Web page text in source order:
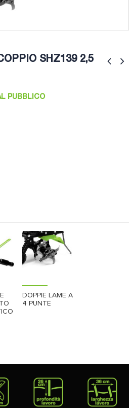
SHZ139 2,5
PUBBLICO
DOPPIE LAME A
4 PUNTE